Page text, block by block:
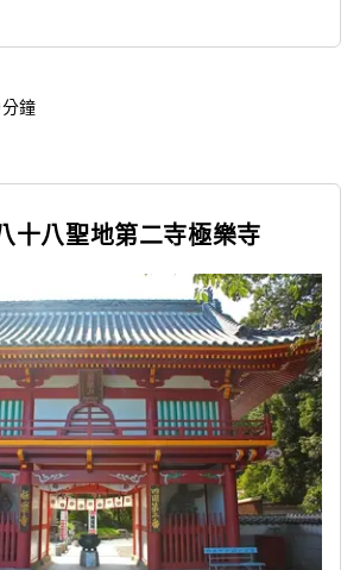
鐘
十八聖地第二寺極樂寺